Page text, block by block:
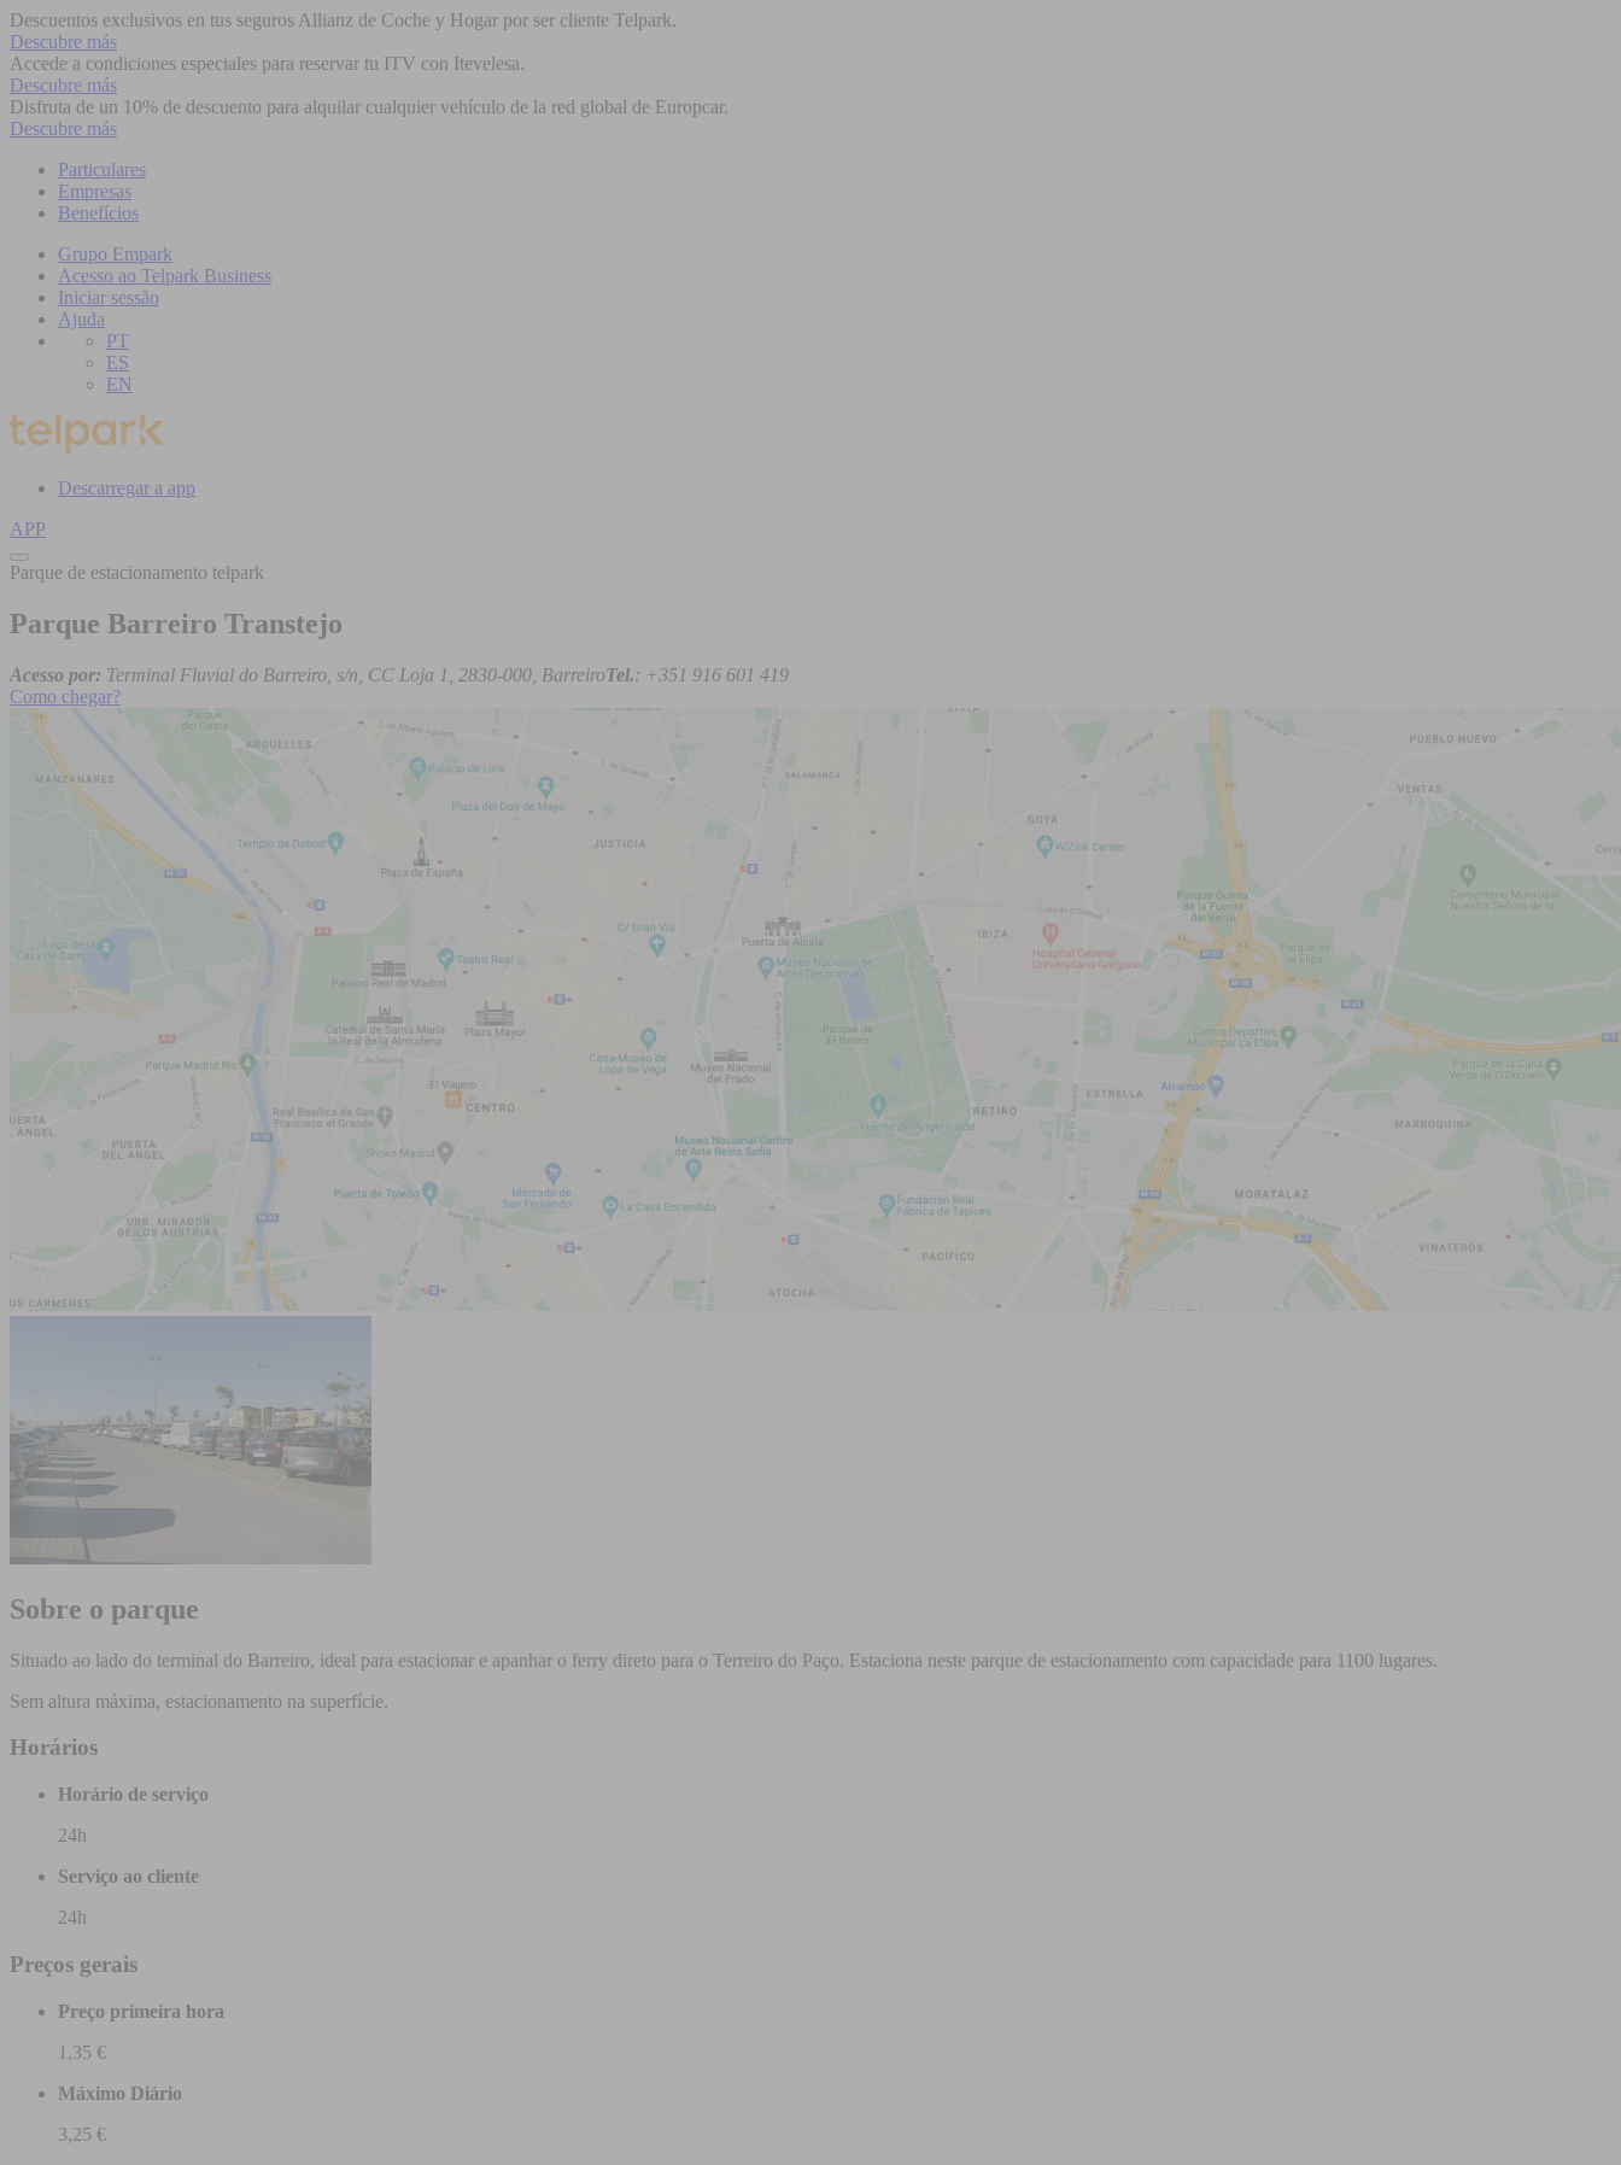
Descuentos exclusivos en tus seguros Allianz de Coche y Hogar por ser cliente Telpark.
Descubre más
Accede a condiciones especiales para reservar tu ITV con Itevelesa.
Descubre más
Disfruta de un 10% de descuento para alquilar cualquier vehículo de la red global de Europcar.
Descubre más
Particulares
Empresas
Benefícios
Grupo Empark
Acesso ao Telpark Business
Iniciar sessão
Ajuda
PT
ES
EN
Descarregar a app
APP
Parque de estacionamento telpark
Parque Barreiro Transtejo
Acesso por: Terminal Fluvial do Barreiro, s/n, CC Loja 1, 2830-000, BarreiroTel.: +351 916 601 419
Como chegar?
Sobre o parque
Situado ao lado do terminal do Barreiro, ideal para estacionar e apanhar o ferry direto para o Terreiro do Paço. Estaciona neste parque de estacionamento com capacidade para 1100 lugares.
Sem altura máxima, estacionamento na superfície.
Horários
Horário de serviço
24h
Serviço ao cliente
24h
Preços gerais
Preço primeira hora
1,35 €
Máximo Diário
3,25 €